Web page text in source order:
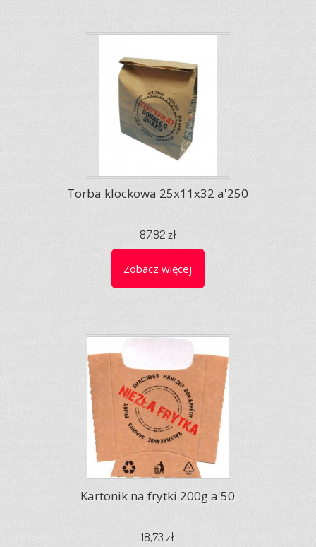
Torba klockowa 25x11x32 a'250
87,82 zł
Zobacz więcej
Kartonik na frytki 200g a'50
18,73 zł